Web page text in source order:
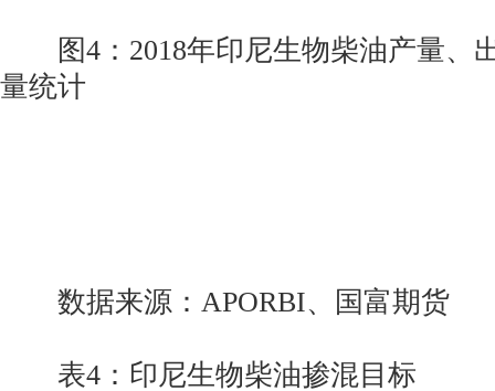
图4：2018年印尼生物柴油产量、
量统计
数据来源：APORBI、国富期货
表4：印尼生物柴油掺混目标